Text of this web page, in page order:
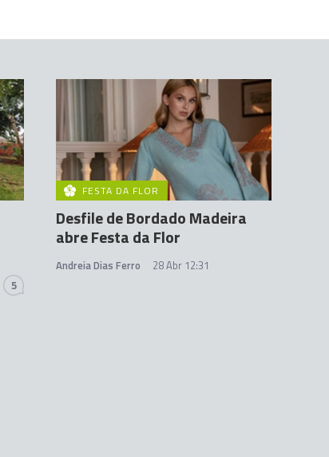
5
FESTA DA FLOR
Desfile de Bordado Madeira
abre Festa da Flor
Andreia Dias Ferro 28 Abr 12:31